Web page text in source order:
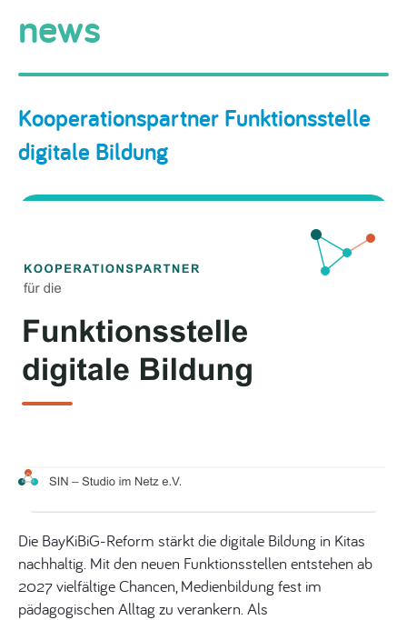
news
Kooperationspartner Funktionsstelle
digitale Bildung
Die BayKiBiG-Reform stärkt die digitale Bildung in Kitas
nachhaltig. Mit den neuen Funktionsstellen entstehen ab
2027 vielfältige Chancen, Medienbildung fest im
pädagogischen Alltag zu verankern. Als